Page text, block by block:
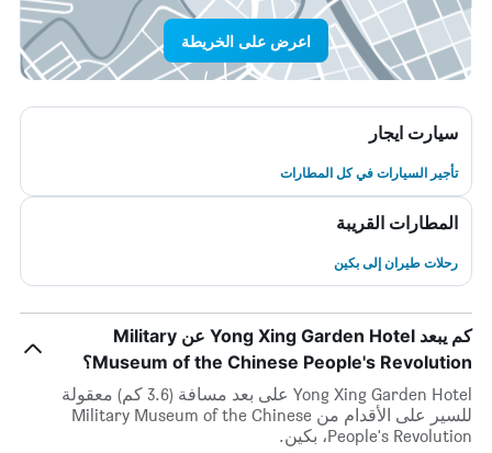
اعرض على الخريطة
سيارت ايجار
تأجير السيارات في كل المطارات
المطارات القريبة
رحلات طيران إلى بكين
كم يبعد Yong Xing Garden Hotel عن Military
Museum of the Chinese People's Revolution؟
Yong Xing Garden Hotel على بعد مسافة (3.6 كم) معقولة
للسير على الأقدام من Military Museum of the Chinese
People's Revolution، بكين.